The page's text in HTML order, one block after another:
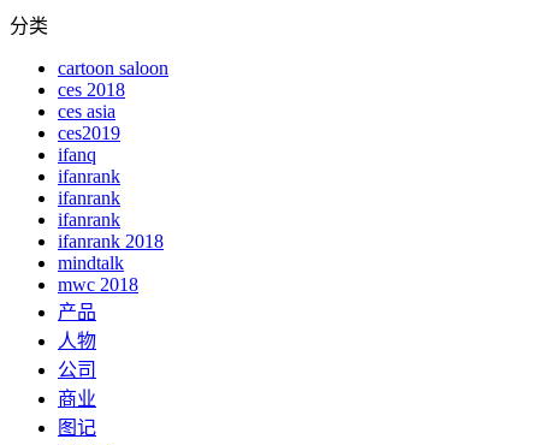
分类
cartoon saloon
ces 2018
ces asia
ces2019
ifanq
ifanrank
ifanrank
ifanrank
ifanrank 2018
mindtalk
mwc 2018
产品
人物
公司
商业
图记